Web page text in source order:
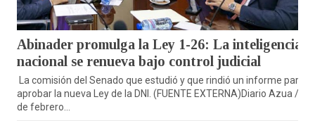
Abinader promulga la Ley 1-26: La inteligencia
nacional se renueva bajo control judicial
La comisión del Senado que estudió y que rindió un informe para
aprobar la nueva Ley de la DNI. (FUENTE EXTERNA)Diario Azua / 10
de febrero...